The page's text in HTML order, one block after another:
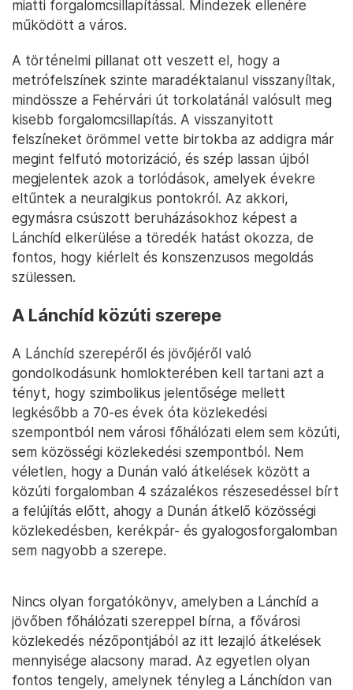
miatti forgalomcsillapítással. Mindezek ellenére
működött a város.
A történelmi pillanat ott veszett el, hogy a
metrófelszínek szinte maradéktalanul visszanyíltak,
mindössze a Fehérvári út torkolatánál valósult meg
kisebb forgalomcsillapítás. A visszanyitott
felszíneket örömmel vette birtokba az addigra már
megint felfutó motorizáció, és szép lassan újból
megjelentek azok a torlódások, amelyek évekre
eltűntek a neuralgikus pontokról. Az akkori,
egymásra csúszott beruházásokhoz képest a
Lánchíd elkerülése a töredék hatást okozza, de
fontos, hogy kiérlelt és konszenzusos megoldás
szülessen.
A Lánchíd közúti szerepe
A Lánchíd szerepéről és jövőjéről való
gondolkodásunk homlokterében kell tartani azt a
tényt, hogy szimbolikus jelentősége mellett
legkésőbb a 70-es évek óta közlekedési
szempontból nem városi főhálózati elem sem közúti,
sem közösségi közlekedési szempontból. Nem
véletlen, hogy a Dunán való átkelések között a
közúti forgalomban 4 százalékos részesedéssel bírt
a felújítás előtt, ahogy a Dunán átkelő közösségi
közlekedésben, kerékpár- és gyalogosforgalomban
sem nagyobb a szerepe.
Nincs olyan forgatókönyv, amelyben a Lánchíd a
jövőben főhálózati szereppel bírna, a fővárosi
közlekedés nézőpontjából az itt lezajló átkelések
mennyisége alacsony marad. Az egyetlen olyan
fontos tengely, amelynek tényleg a Lánchídon van